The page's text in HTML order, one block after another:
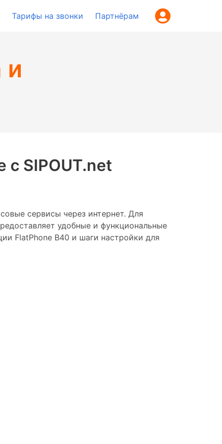
Тарифы на звонки Партнёрам
и
с SIPOUT.net
сервисы через интернет. Для
удобные и функциональные
FlatPhone B40 и шаги настройки для